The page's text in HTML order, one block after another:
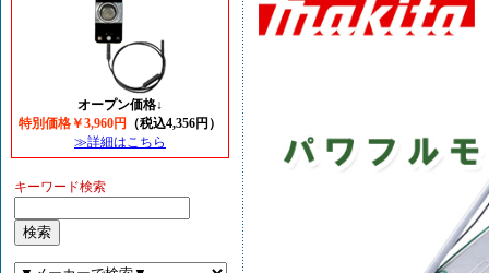
オープン価格↓
特別価格￥3,960円
（税込4,356円）
≫詳細はこちら
キーワード検索